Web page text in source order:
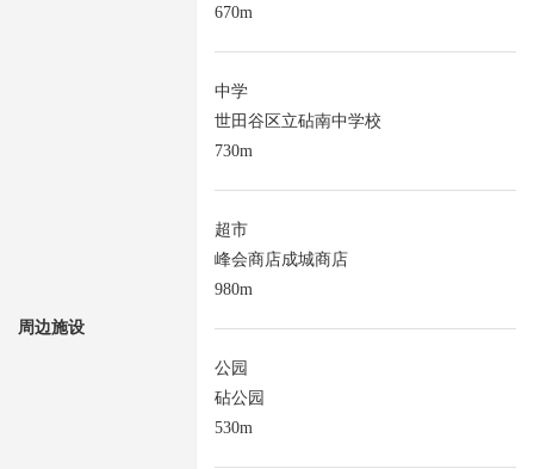
周边施设
670m
中学
世田谷区立砧南中学校
730m
超市
峰会商店成城商店
980m
公园
砧公园
530m